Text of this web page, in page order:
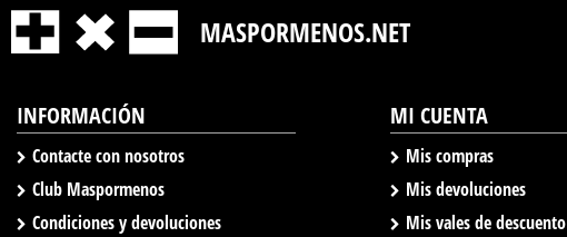
MASPORMENOS.NET
INFORMACIÓN
Contacte con nosotros
Club Maspormenos
Condiciones y devoluciones
MI CUENTA
Mis compras
Mis devoluciones
Mis vales de descuento